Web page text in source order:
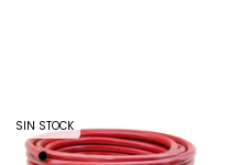
SIN STOCK